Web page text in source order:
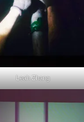
Leah Zhang